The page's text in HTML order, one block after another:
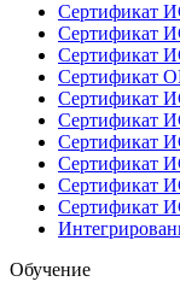
Сертификат
Сертификат
Сертификат
Сертификат
Сертификат
Сертификат
Сертификат
Сертификат
Сертификат
Сертификат
Обучение